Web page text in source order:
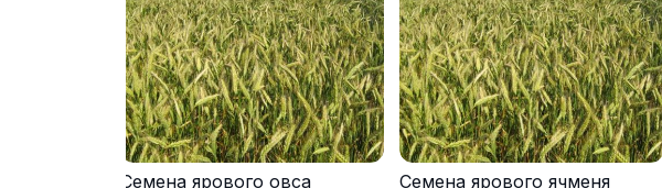
Семена ярового овса
Семена ярового ячменя